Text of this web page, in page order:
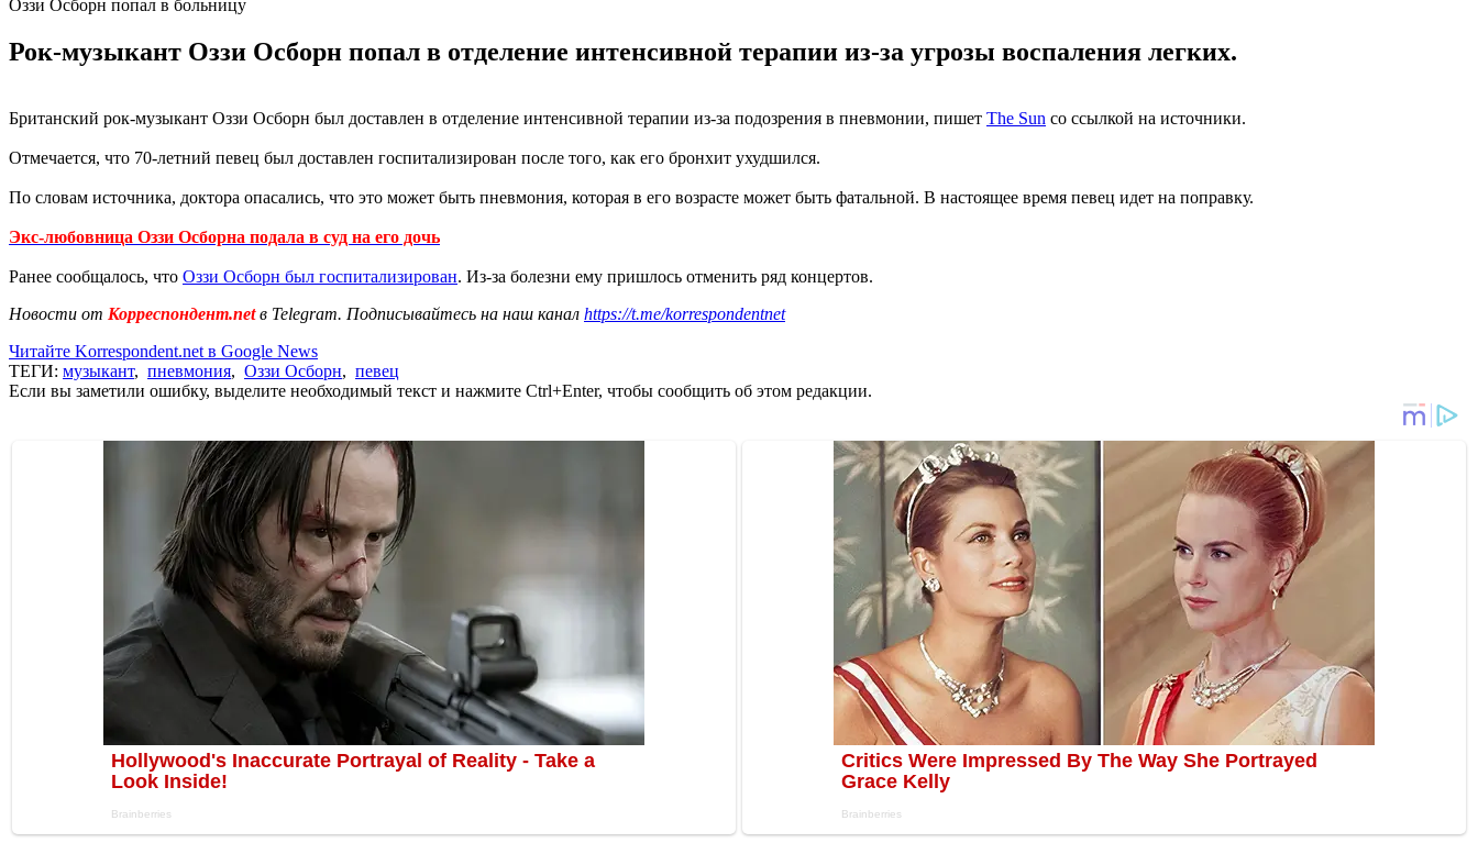
Оззи Осборн попал в больницу
Рок-музыкант Оззи Осборн попал в отделение интенсивной терапии из-за угрозы воспаления легких.
Британский рок-музыкант Оззи Осборн был доставлен в отделение интенсивной терапии из-за подозрения в пневмонии, пишет The Sun со ссылкой на источники.
Отмечается, что 70-летний певец был доставлен госпитализирован после того, как его бронхит ухудшился.
По словам источника, доктора опасались, что это может быть пневмония, которая в его возрасте может быть фатальной. В настоящее время певец идет на поправку.
Экс-любовница Оззи Осборна подала в суд на его дочь
Ранее сообщалось, что Оззи Осборн был госпитализирован. Из-за болезни ему пришлось отменить ряд концертов.
Новости от Корреспондент.netв Telegram. Подписывайтесь на наш канал https://t.me/korrespondentnet
Читайте Korrespondent.net в Google News
ТЕГИ: музыкант, пневмония, Оззи Осборн, певец
Если вы заметили ошибку, выделите необходимый текст и нажмите Ctrl+Enter, чтобы сообщить об этом редакции.